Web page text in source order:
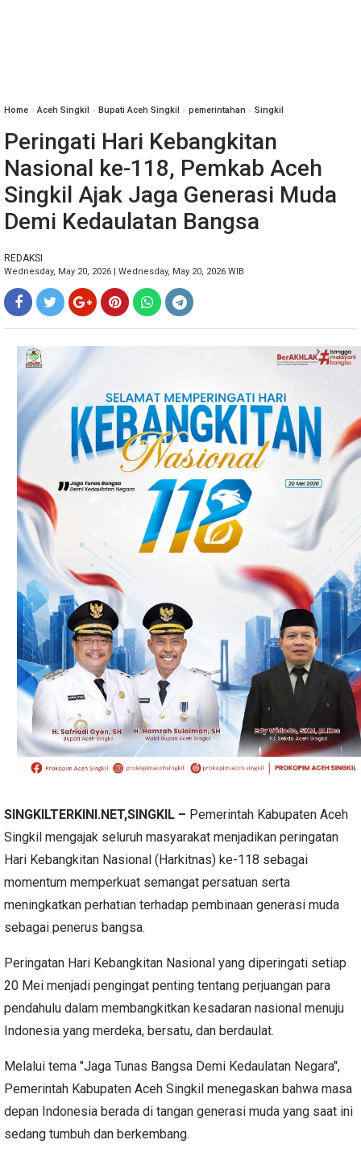
Home »Aceh Singkil » Bupati Aceh Singkil » pemerintahan » Singkil
Peringati Hari Kebangkitan
Nasional ke-118, Pemkab Aceh
Singkil Ajak Jaga Generasi Muda
Demi Kedaulatan Bangsa
REDAKSI
Wednesday, May 20, 2026 | Wednesday, May 20, 2026 WIB
SINGKILTERKINI.NET,SINGKIL – Pemerintah Kabupaten Aceh
Singkil mengajak seluruh masyarakat menjadikan peringatan
Hari Kebangkitan Nasional (Harkitnas) ke-118 sebagai
momentum memperkuat semangat persatuan serta
meningkatkan perhatian terhadap pembinaan generasi muda
sebagai penerus bangsa.
Peringatan Hari Kebangkitan Nasional yang diperingati setiap
20 Mei menjadi pengingat penting tentang perjuangan para
pendahulu dalam membangkitkan kesadaran nasional menuju
Indonesia yang merdeka, bersatu, dan berdaulat.
Melalui tema "Jaga Tunas Bangsa Demi Kedaulatan Negara",
Pemerintah Kabupaten Aceh Singkil menegaskan bahwa masa
depan Indonesia berada di tangan generasi muda yang saat ini
sedang tumbuh dan berkembang.